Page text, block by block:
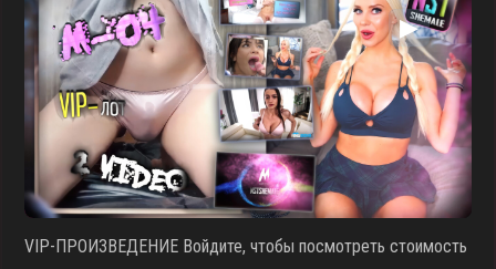
▶
VIP-ПРОИЗВЕДЕНИЕ Войдите, чтобы посмотреть стоимость